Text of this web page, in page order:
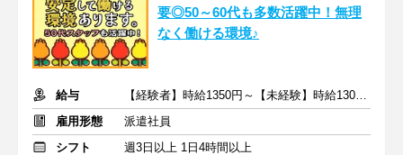
要◎50～60代も多数活躍中！無理
なく働ける環境♪
給与
【経験者】時給1350円～【未経験】時給1300円～ ※交通費全額
雇用形態
派遣社員
シフト
週3日以上 1日4時間以上